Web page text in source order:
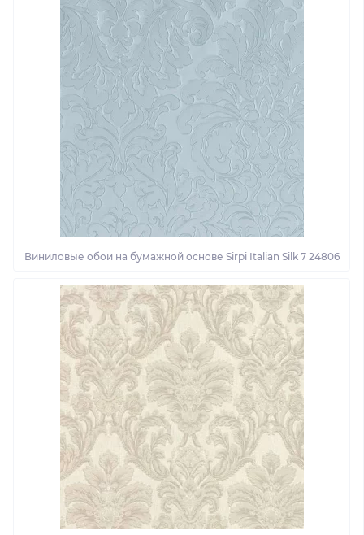
Виниловые обои на бумажной основе Sirpi Italian Silk 7 24806